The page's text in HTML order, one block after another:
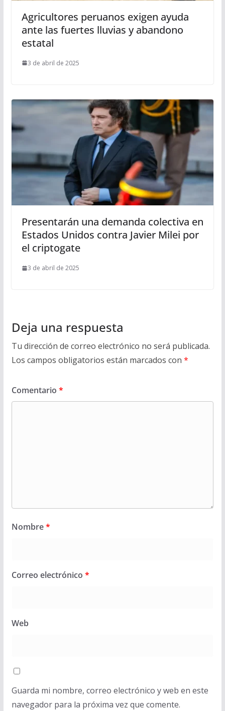
Agricultores peruanos exigen ayuda
ante las fuertes lluvias y abandono
estatal
3 de abril de 2025
Presentarán una demanda colectiva en
Estados Unidos contra Javier Milei por
el criptogate
3 de abril de 2025
Deja una respuesta
Tu dirección de correo electrónico no será publicada.
Los campos obligatorios están marcados con *
Comentario *
Nombre*
Correo electrónico *
Web
Guarda mi nombre, correo electrónico y web en este
navegador para la próxima vez que comente.